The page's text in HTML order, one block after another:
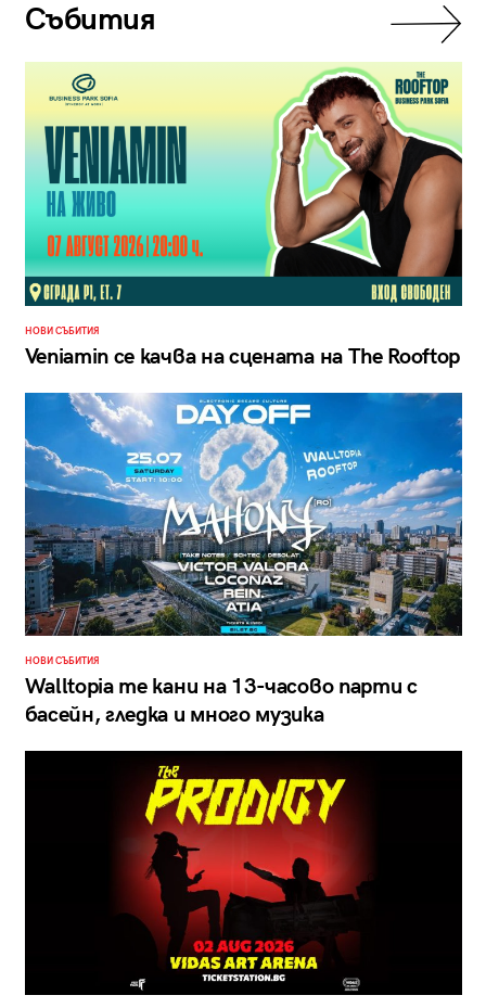
Събития
НОВИ СЪБИТИЯ
Veniamin се качва на сцената на The Rooftop
НОВИ СЪБИТИЯ
Walltopia те кани на 13-часово парти с
басейн, гледка и много музика